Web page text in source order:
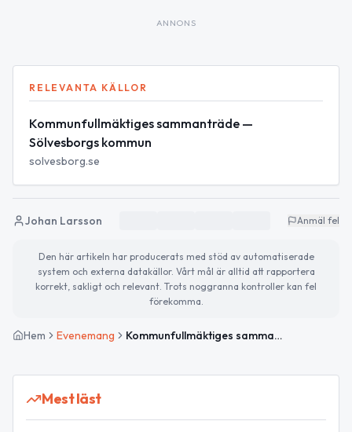
ANNONS
RELEVANTA KÄLLOR
Kommunfullmäktiges sammanträde —
Sölvesborgs kommun
solvesborg.se
Johan Larsson Anmäl fel
Den här artikeln har producerats med stöd av automatiserade
system och externa datakällor. Vårt mål är alltid att rapportera
korrekt, sakligt och relevant. Trots noggranna kontroller kan fel
förekomma.
Hem Evenemang Kommunfullmäktiges sammanträde
Mest läst